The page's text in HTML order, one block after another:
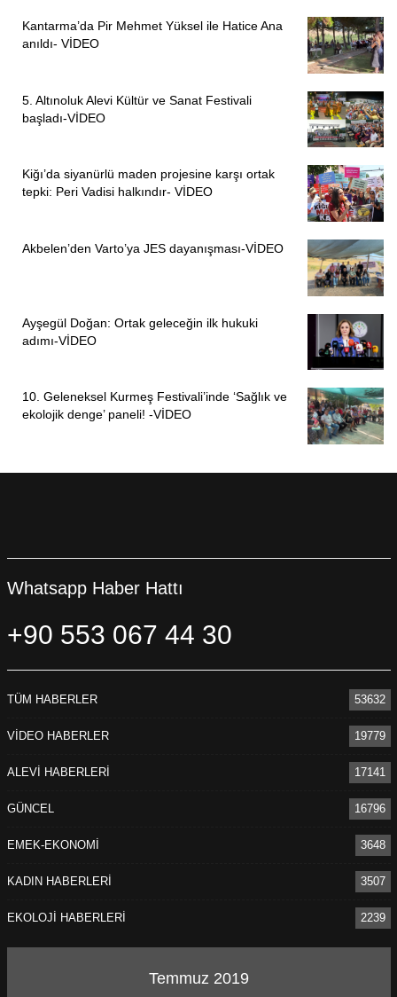
Kantarma’da Pir Mehmet Yüksel ile Hatice Ana
anıldı- VİDEO
5. Altınoluk Alevi Kültür ve Sanat Festivali
başladı-VİDEO
Kiğı’da siyanürlü maden projesine karşı ortak
tepki: Peri Vadisi halkındır- VİDEO
Akbelen’den Varto’ya JES dayanışması-VİDEO
Ayşegül Doğan: Ortak geleceğin ilk hukuki
adımı-VİDEO
10. Geleneksel Kurmeş Festivali’inde ‘Sağlık ve
ekolojik denge’ paneli! -VİDEO
Whatsapp Haber Hattı
+90 553 067 44 30
TÜM HABERLER 53632
VİDEO HABERLER 19779
ALEVİ HABERLERİ 17141
GÜNCEL 16796
EMEK-EKONOMİ 3648
KADIN HABERLERİ 3507
EKOLOJİ HABERLERİ 2239
Temmuz 2019